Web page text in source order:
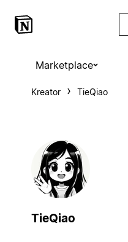
Marketplace
Kreator TieQiao
TieQiao